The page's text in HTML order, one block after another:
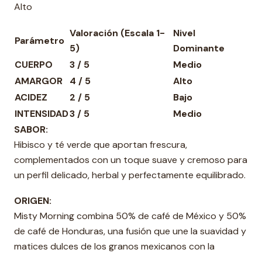
Alto
Parámetro
Valoración (Escala 1-
5)
Nivel
Dominante
CUERPO
3 / 5
Medio
AMARGOR
4 / 5
Alto
ACIDEZ
2 / 5
Bajo
INTENSIDAD3 / 5
Medio
SABOR:
Hibisco y té verde que aportan frescura,
complementados con un toque suave y cremoso para
un perfil delicado, herbal y perfectamente equilibrado.
ORIGEN:
Misty Morning combina 50% de café de México y 50%
de café de Honduras, una fusión que une la suavidad y
matices dulces de los granos mexicanos con la